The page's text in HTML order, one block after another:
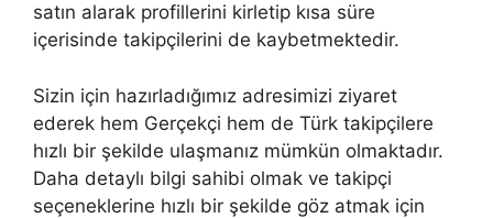
satın alarak profillerini kirletip kısa süre
içerisinde takipçilerini de kaybetmektedir.
Sizin için hazırladığımız adresimizi ziyaret
ederek hem Gerçekçi hem de Türk takipçilere
hızlı bir şekilde ulaşmanız mümkün olmaktadır.
Daha detaylı bilgi sahibi olmak ve takipçi
seçeneklerine hızlı bir şekilde göz atmak için